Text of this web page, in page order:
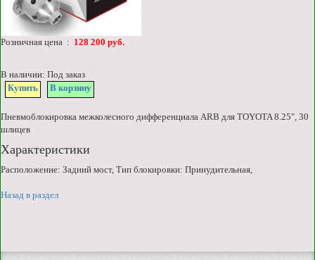
Розничная цена : 128 200 руб.
В наличии: Под заказ
Купить
В корзину
Пневмоблокировка межколесного дифференциала ARB для TOYOTA 8.25", 30
шлицев
Характеристики
Расположение: Задний мост, Тип блокировки: Принудительная,
Назад в раздел